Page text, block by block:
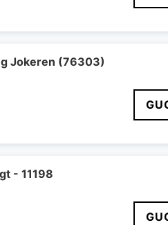
Jokeren (76303)
- 11198